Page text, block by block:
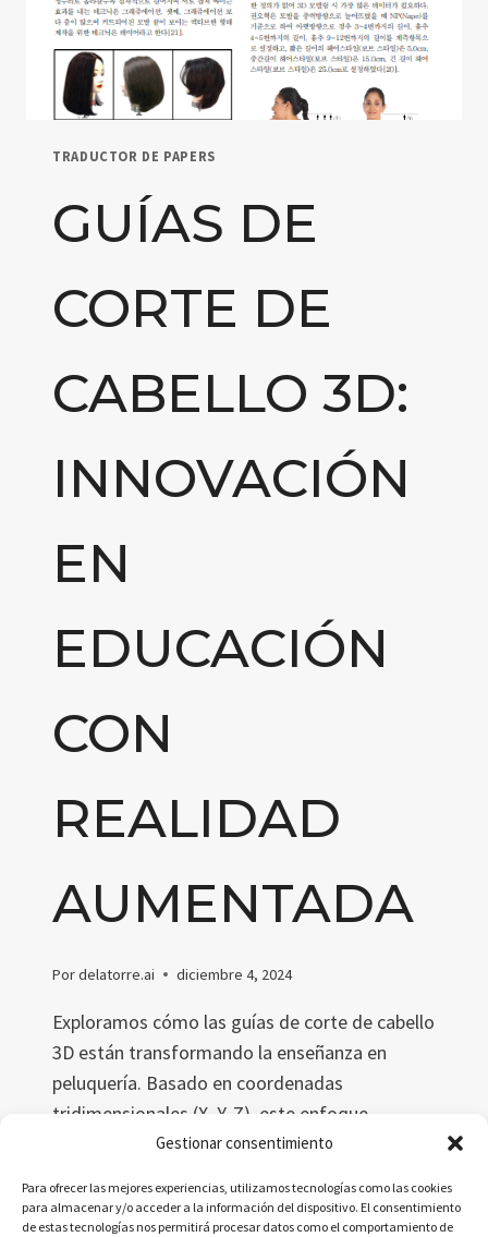
Gestionar consentimiento
Para ofrecer las mejores experiencias, utilizamos tecnologías como las cookies
para almacenar y/o acceder a la información del dispositivo. El consentimiento
de estas tecnologías nos permitirá procesar datos como el comportamiento de
TRADUCTOR DE PAPERS
GUÍAS DE
CORTE DE
CABELLO 3D:
INNOVACIÓN
EN
EDUCACIÓN
CON
REALIDAD
AUMENTADA
Pordelatorre.ai diciembre 4, 2024
Exploramos cómo las guías de corte de cabello
3D están transformando la enseñanza en
peluquería. Basado en coordenadas
tridimensionales (X, Y, Z), este enfoque
combina escaneo 3D, modelado avanzado y
técnica y la experiencia educativa de manera